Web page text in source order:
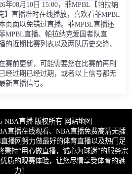
年08月10日 15:00，菲MPBL【帕拉纳
】直播准时在线播放，喜欢看菲MPBL
页面以免错过直播。菲MPBL直播还
MPBL直播、帕拉纳克爱国者队直
的近期比赛列表以及两队历史交锋、
赛前更新，可能需要您在比赛前再刷
经过期已经过期，或者以上信号都无
新直播信号。
NBA直播 版权所有 网站地图
直播在线观看、NBA直播免费高清无插
播网努力做最好的体育直播以及热门足
秉持“用心做直播，诚心为球迷”的服务宗
质的观赛体验，让您尽情享受体育的魅
力！